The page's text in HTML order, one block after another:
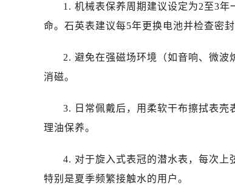
黑龙江省佳木斯市向阳区长
黑龙江省牡丹江市东安区太
黑龙江省齐齐哈尔市龙沙区
黑龙江省伊春市伊美区通河
吉林省吉林市船营区河南街
吉林省辽源市龙山区人民大
1. 机械表保养周期建议设定为2至3
命。石英表建议每5年更换电池并检查密封
2. 避免在强磁场环境（如音响、微
消磁。
3. 日常佩戴后，用柔软干布擦拭表壳
理油保养。
4. 对于旋入式表冠的潜水表，每次上
特别是夏季频繁接触水的用户。